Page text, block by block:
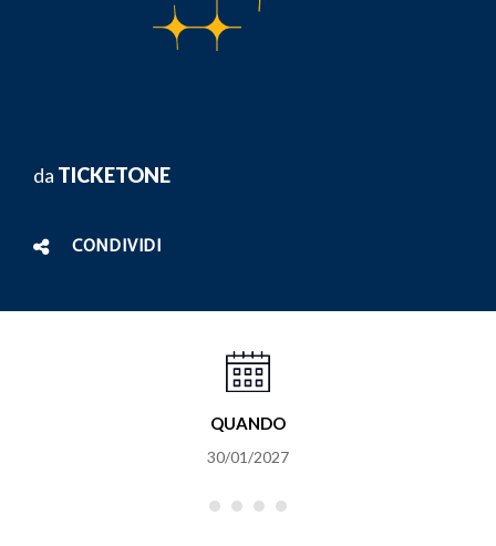
da TICKETONE
CONDIVIDI
QUANDO
30/01/2027